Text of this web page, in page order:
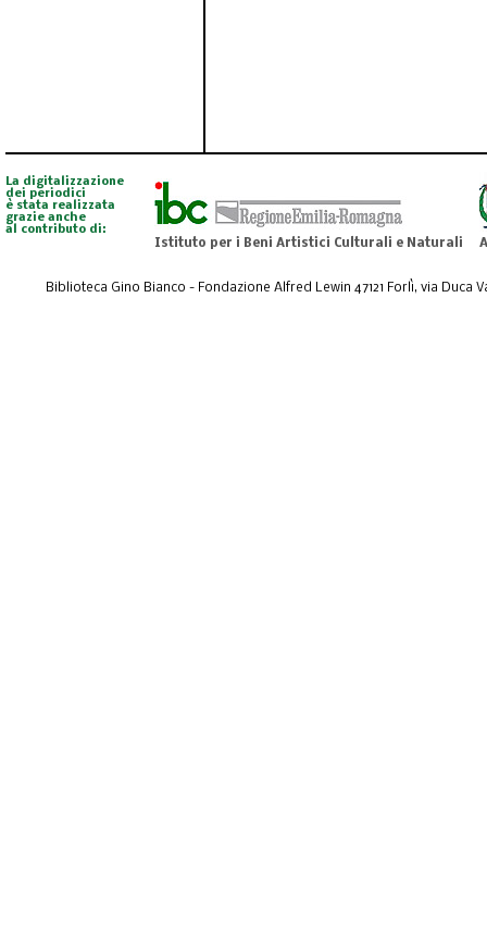
La digitalizzazione
dei periodici
è stata realizzata
grazie anche
al contributo di:
Istituto per i Beni Artistici Culturali e Naturali
Biblioteca Gino Bianco - Fondazione Alfred Lewin 47121 Forlì, via Duca